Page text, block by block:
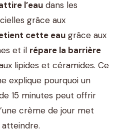
l’eau dans les
grâce aux
cette eau grâce aux
et il répare la barrière
lipides et céramides. Ce
explique pourquoi un
15 minutes peut offrir
crème de jour met
atteindre.